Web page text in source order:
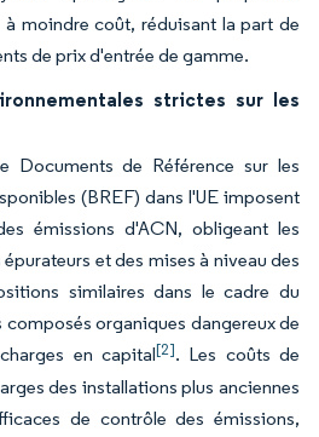
moindre coût, réduisant la part de
de prix d'entrée de gamme.
strictes sur les
Documents de Référence sur les
(BREF) dans l'UE imposent
émissions d'ACN, obligeant les
et des mises à niveau des
similaires dans le cadre du
organiques dangereux de
en capital[2]. Les coûts de
des installations plus anciennes
de contrôle des émissions,